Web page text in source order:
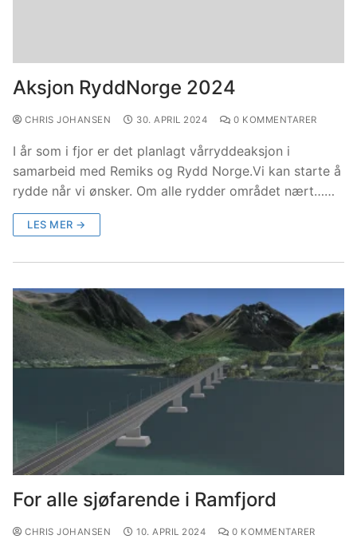
Aksjon RyddNorge 2024
CHRIS JOHANSEN 30. APRIL 2024 0 KOMMENTARER
I år som i fjor er det planlagt vårryddeaksjon i
samarbeid med Remiks og Rydd Norge.Vi kan starte å
rydde når vi ønsker. Om alle rydder området nært……
LES MER →
For alle sjøfarende i Ramfjord
CHRIS JOHANSEN 10. APRIL 2024 0 KOMMENTARER